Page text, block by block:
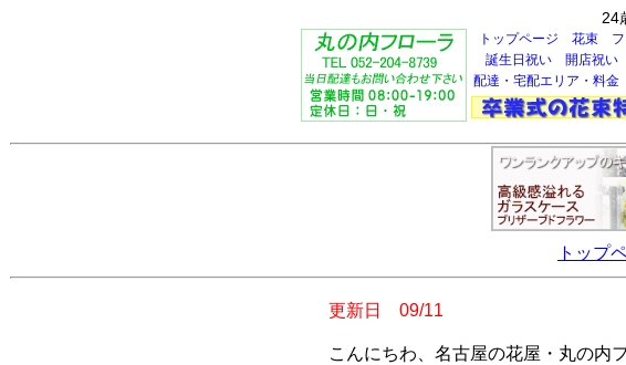
24
トップページ 花束
誕生日祝い
開店祝い
配達・宅配エリア・料金
トップ
更新日 09/11
こんにちわ、名古屋の花屋・丸の内